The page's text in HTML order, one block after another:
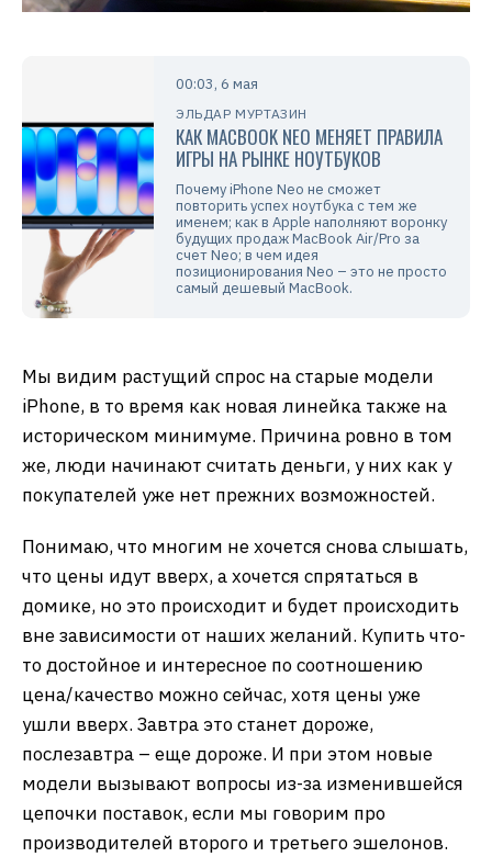
00:03, 6 мая
ЭЛЬДАР МУРТАЗИН
КАК MACBOOK NEO МЕНЯЕТ ПРАВИЛА
ИГРЫ НА РЫНКЕ НОУТБУКОВ
Почему iPhone Neo не сможет
повторить успех ноутбука с тем же
именем; как в Apple наполняют воронку
будущих продаж MacBook Air/Pro за
счет Neo; в чем идея
позиционирования Neo – это не просто
самый дешевый MacBook.
Мы видим растущий спрос на старые модели
iPhone, в то время как новая линейка также на
историческом минимуме. Причина ровно в том
же, люди начинают считать деньги, у них как у
покупателей уже нет прежних возможностей.
Понимаю, что многим не хочется снова слышать,
что цены идут вверх, а хочется спрятаться в
домике, но это происходит и будет происходить
вне зависимости от наших желаний. Купить что-
то достойное и интересное по соотношению
цена/качество можно сейчас, хотя цены уже
ушли вверх. Завтра это станет дороже,
послезавтра – еще дороже. И при этом новые
модели вызывают вопросы из-за изменившейся
цепочки поставок, если мы говорим про
производителей второго и третьего эшелонов.